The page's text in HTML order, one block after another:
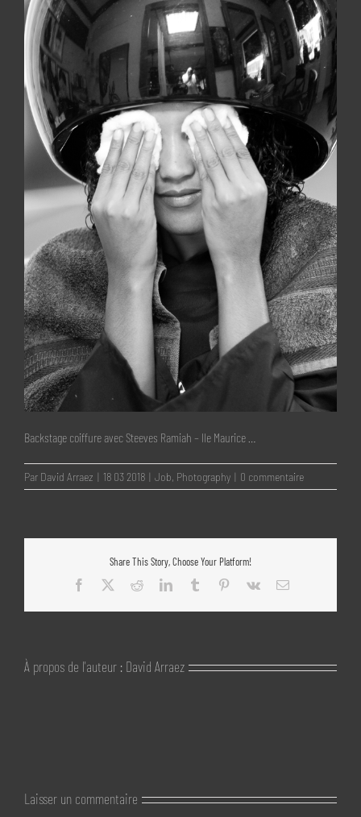
Backstage coiffure avec Steeves Ramiah – Ile Maurice …
Par David Arraez | 18 03 2018 | Job, Photography | 0 commentaire
Share This Story, Choose Your Platform!
Facebook
RedditLinkedInTumblr Pinterest
Vk Email
À propos de l'auteur : David Arraez
Laisser un commentaire